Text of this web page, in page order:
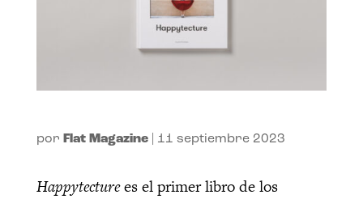
por Flat Magazine| 11 septiembre 2023
Happytecturees elprimer libro de los